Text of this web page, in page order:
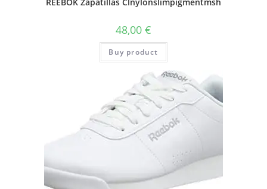
48,00 €
Buy product